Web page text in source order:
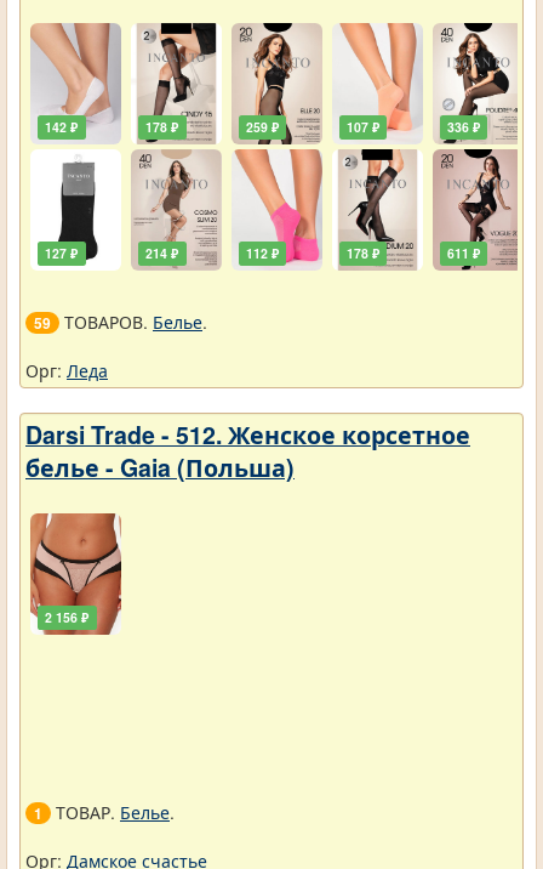
142 ₽
127 ₽
178 ₽
214 ₽
259 ₽
112 ₽
107 ₽
178 ₽
336 ₽
611 ₽
59 ТОВАРОВ. Белье.
Орг: Леда
Darsi Trade - 512. Женское корсетное
белье - Gaia (Польша)
2 156 ₽
1 ТОВАР. Белье.
Орг: Дамское счастье